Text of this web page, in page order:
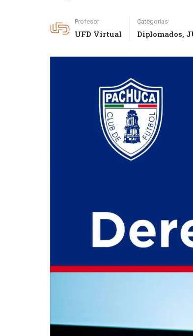
Profesor
UFD Virtual
Categorías
Diplomados,